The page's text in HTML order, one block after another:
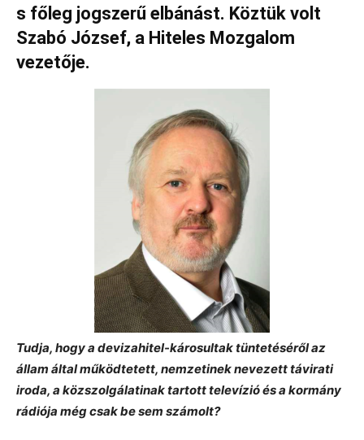
s főleg jogszerű elbánást. Köztük volt
Szabó József, a Hiteles Mozgalom
vezetője.
Tudja, hogy a devizahitel-károsultak tüntetéséről az
állam által működtetett, nemzetinek nevezett távirati
iroda, a közszolgálatinak tartott televízió és a kormány
rádiója még csak be sem számolt?